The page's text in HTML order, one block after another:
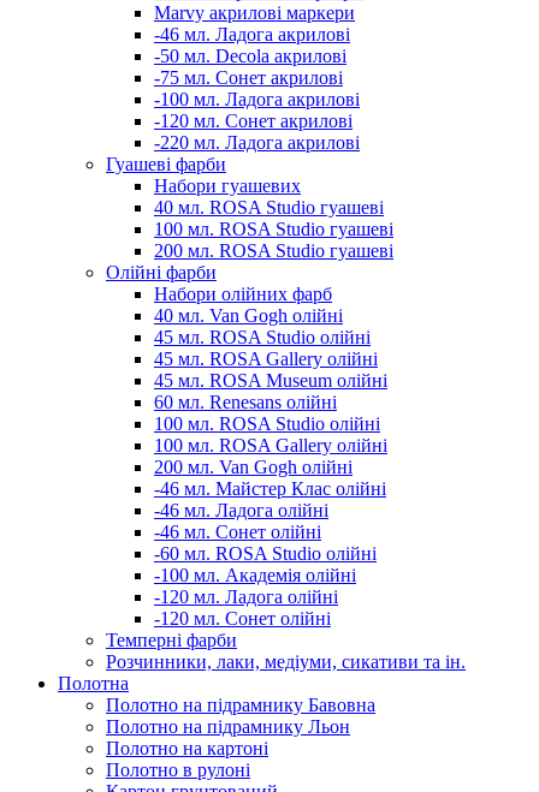
Marvy акрилові маркери
-46 мл. Ладога акрилові
-50 мл. Decola акрилові
-75 мл. Сонет акрилові
-100 мл. Ладога акрилові
-120 мл. Сонет акрилові
-220 мл. Ладога акрилові
Гуашеві фарби
Набори гуашевих
40 мл. ROSA Studio гуашеві
100 мл. ROSA Studio гуашеві
200 мл. ROSA Studio гуашеві
Олійні фарби
Набори олійних фарб
40 мл. Van Gogh олійні
45 мл. ROSA Studio олійні
45 мл. ROSA Gallery олійні
45 мл. ROSA Museum олійні
60 мл. Renesans олійні
100 мл. ROSA Studio олійні
100 мл. ROSA Gallery олійні
200 мл. Van Gogh олійні
-46 мл. Майстер Клас олійні
-46 мл. Ладога олійні
-46 мл. Сонет олійні
-60 мл. ROSA Studio олійні
-100 мл. Академія олійні
-120 мл. Ладога олійні
-120 мл. Сонет олійні
Темперні фарби
Розчинники, лаки, медіуми, сикативи та ін.
Полотна
Полотно на підрамнику Бавовна
Полотно на підрамнику Льон
Полотно на картоні
Полотно в рулоні